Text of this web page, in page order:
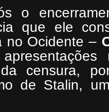
o
que ele
no Ocidente –
censura,
de Stalin,